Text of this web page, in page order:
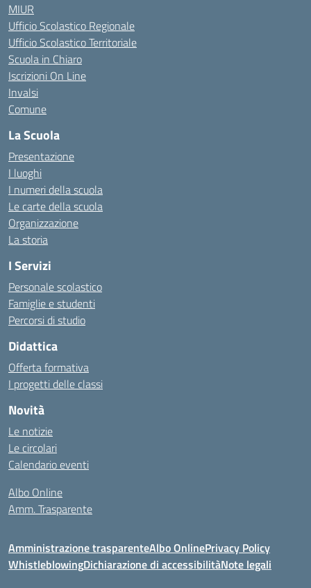
MIUR
Ufficio Scolastico Regionale
Ufficio Scolastico Territoriale
Scuola in Chiaro
Iscrizioni On Line
Invalsi
Comune
La Scuola
Presentazione
I luoghi
I numeri della scuola
Le carte della scuola
Organizzazione
La storia
I Servizi
Personale scolastico
Famiglie e studenti
Percorsi di studio
Didattica
Offerta formativa
I progetti delle classi
Novità
Le notizie
Le circolari
Calendario eventi
Albo Online
Amm. Trasparente
Amministrazione trasparenteAlbo OnlinePrivacy Policy
WhistleblowingDichiarazione di accessibilitàNote legali